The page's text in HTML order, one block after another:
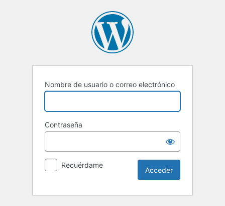
Nombre de usuario o correo electrónico
Contraseña
Recuérdame